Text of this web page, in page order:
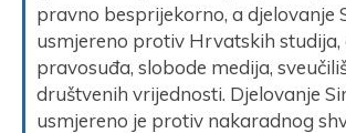
pravno besprijekorno, a djelovanje
usmjereno protiv Hrvatskih
pravosuđa, slobode medija,
društvenih vrijednosti. Djelovanje
usmjereno je protiv nakaradnog